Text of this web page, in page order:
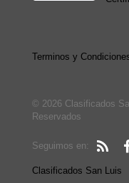
Terminos y
© 2026 Clasificados
Reservados
Seguimos en:
Clasificados San Luis